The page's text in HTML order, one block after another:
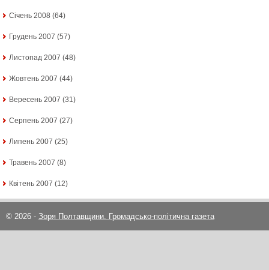
Січень 2008 (64)
Грудень 2007 (57)
Листопад 2007 (48)
Жовтень 2007 (44)
Вересень 2007 (31)
Серпень 2007 (27)
Липень 2007 (25)
Травень 2007 (8)
Квітень 2007 (12)
© 2026 - Зоря Полтавщини. Громадсько-політична газета